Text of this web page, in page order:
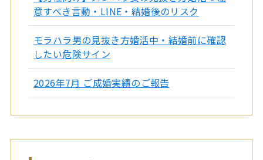
意すべき言動・LINE・結婚後のリスク
モラハラ男の見抜き方婚活中・結婚前に確認
したい危険サイン
2026年7月 ご成婚実績のご報告